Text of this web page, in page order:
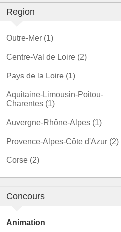
Region
Outre-Mer (1)
Centre-Val de Loire (2)
Pays de la Loire (1)
Aquitaine-Limousin-Poitou-
Charentes (1)
Auvergne-Rhône-Alpes (1)
Provence-Alpes-Côte d'Azur (2)
Corse (2)
Concours
Animation